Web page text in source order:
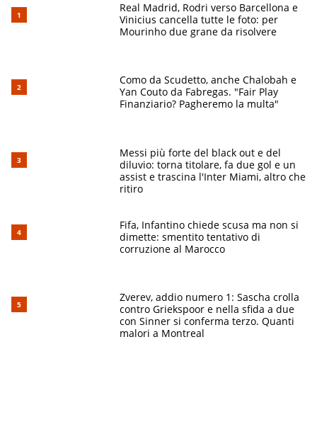
Real Madrid, Rodri verso Barcellona e
Vinicius cancella tutte le foto: per
Mourinho due grane da risolvere
Como da Scudetto, anche Chalobah e
Yan Couto da Fabregas. "Fair Play
Finanziario? Pagheremo la multa"
Messi più forte del black out e del
diluvio: torna titolare, fa due gol e un
assist e trascina l'Inter Miami, altro che
ritiro
Fifa, Infantino chiede scusa ma non si
dimette: smentito tentativo di
corruzione al Marocco
Zverev, addio numero 1: Sascha crolla
contro Griekspoor e nella sfida a due
con Sinner si conferma terzo. Quanti
malori a Montreal